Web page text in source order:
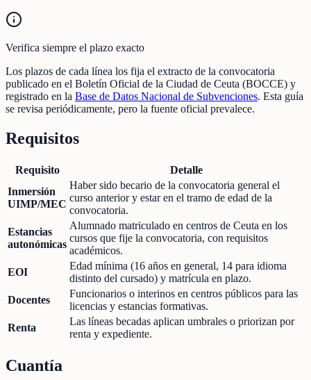
Verifica siempre el plazo exacto
Los plazos de cada línea los fija el extracto de la convocatoria
publicado en el Boletín Oficial de la Ciudad de Ceuta (BOCCE) y
registrado en la Base de Datos Nacional de Subvenciones. Esta guía
se revisa periódicamente, pero la fuente oficial prevalece.
Requisitos
Requisito
Detalle
Inmersión
UIMP/MEC
Haber sido becario de la convocatoria general el
curso anterior y estar en el tramo de edad de la
convocatoria.
Estancias
autonómicas
Alumnado matriculado en centros de Ceuta en los
cursos que fije la convocatoria, con requisitos
académicos.
EOI
Edad mínima (16 años en general, 14 para idioma
distinto del cursado) y matrícula en plazo.
Docentes
Funcionarios o interinos en centros públicos para las
licencias y estancias formativas.
Renta
Las líneas becadas aplican umbrales o priorizan por
renta y expediente.
Cuantía